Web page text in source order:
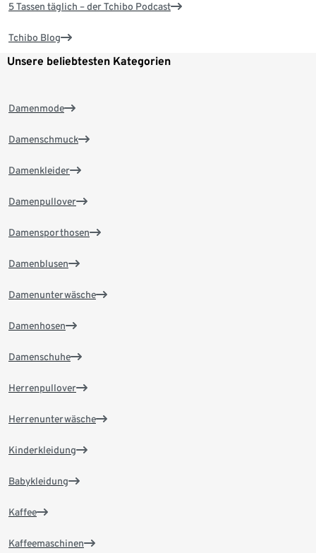
5 Tassen täglich – der Tchibo Podcast
Tchibo Blog
Unsere beliebtesten Kategorien
Damenmode
Damenschmuck
Damenkleider
Damenpullover
Damensporthosen
Damenblusen
Damenunterwäsche
Damenhosen
Damenschuhe
Herrenpullover
Herrenunterwäsche
Kinderkleidung
Babykleidung
Kaffee
Kaffeemaschinen